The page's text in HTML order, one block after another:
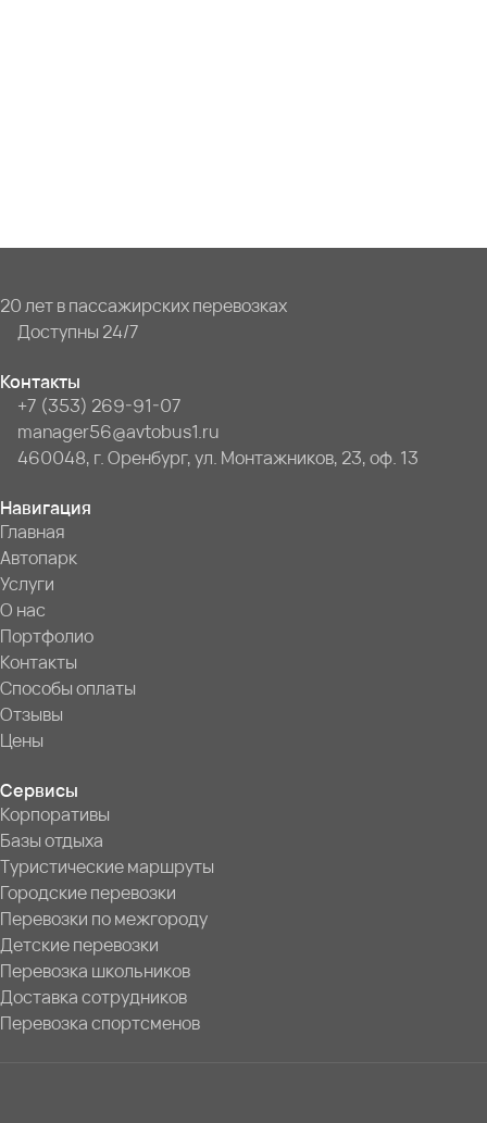
20 лет в пассажирских перевозках
Доступны 24/7
Контакты
+7 (353) 269-91-07
manager56@avtobus1.ru
460048, г. Оренбург, ул. Монтажников, 23, оф. 13
Навигация
Главная
Автопарк
Услуги
О нас
Портфолио
Контакты
Способы оплаты
Отзывы
Цены
Сервисы
Корпоративы
Базы отдыха
Туристические маршруты
Городские перевозки
Перевозки по межгороду
Детские перевозки
Перевозка школьников
Доставка сотрудников
Перевозка спортсменов